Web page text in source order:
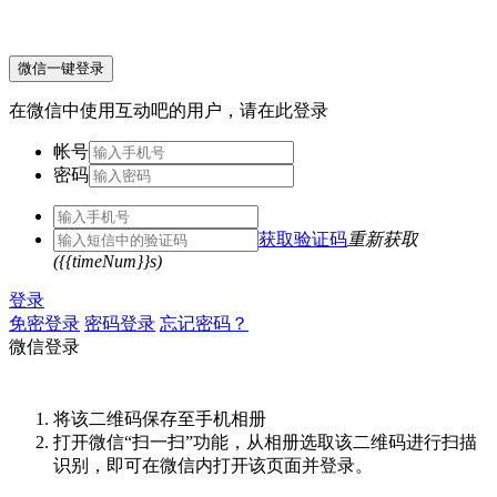
微信一键登录
在微信中使用互动吧的用户，请在此登录
帐号
密码
获取验证码重新获取
({{timeNum}}s)
登录
免密登录 密码登录 忘记密码？
微信登录
将该二维码保存至手机相册
打开微信“扫一扫”功能，从相册选取该二维码进行扫描
识别，即可在微信内打开该页面并登录。